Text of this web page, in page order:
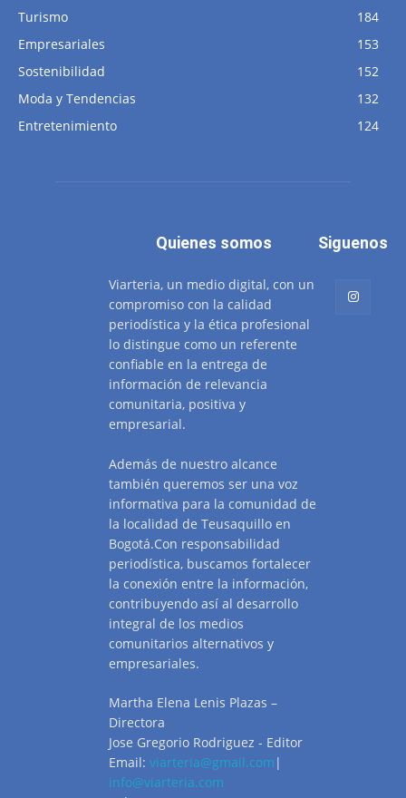
Turismo
184
Empresariales
153
Sostenibilidad
152
Moda y Tendencias
132
Entretenimiento
124
Quienes somos
Viarteria, un medio digital, con un
compromiso con la calidad
periodística y la ética profesional
lo distingue como un referente
confiable en la entrega de
información de relevancia
comunitaria, positiva y
empresarial.
Además de nuestro alcance
también queremos ser una voz
informativa para la comunidad de
la localidad de Teusaquillo en
Bogotá.Con responsabilidad
periodística, buscamos fortalecer
la conexión entre la información,
contribuyendo así al desarrollo
integral de los medios
comunitarios alternativos y
empresariales.
Martha Elena Lenis Plazas –
Directora
Jose Gregorio Rodriguez - Editor
Email: viarteria@gmail.com |
info@viarteria.com
Siguenos